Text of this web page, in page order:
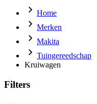
Home
Merken
Makita
Tuingereedschap
Kruiwagen
Filters